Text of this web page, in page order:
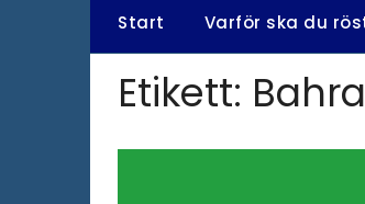
Start Varför ska du
Etikett: